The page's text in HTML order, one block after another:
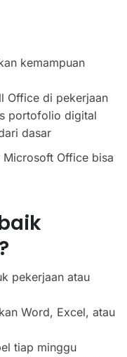
kemampuan
Office di pekerjaan
portofolio digital
dasar
Office bisa
pekerjaan atau
Word, Excel, atau
tiap minggu